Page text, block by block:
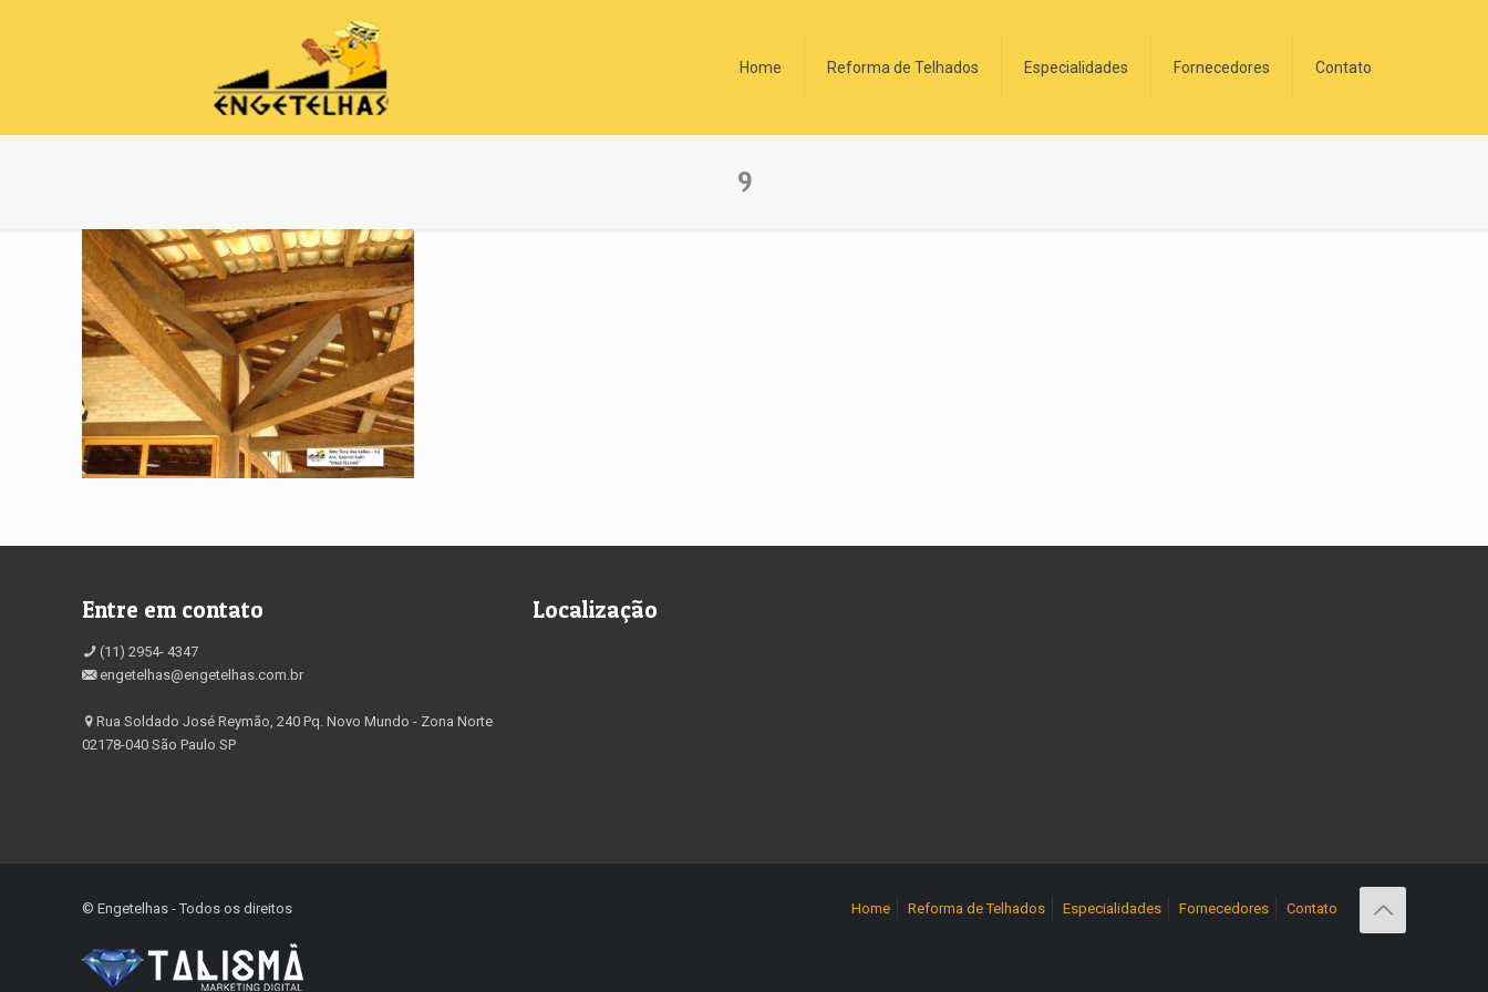
Home Reforma de Telhados Especialidades Fornecedores Contato
9
Entre em contato
(11) 2954- 4347
engetelhas@engetelhas.com.br
Rua Soldado José Reymão, 240 Pq. Novo Mundo - Zona Norte
02178-040 São Paulo SP
Localização
©️ Engetelhas - Todos os direitos Home Reforma de Telhados Especialidades Fornecedores Contato